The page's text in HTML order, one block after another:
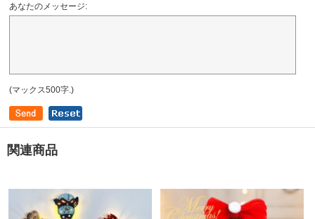
あなたのメッセージ:
(マックス500字.)
関連商品